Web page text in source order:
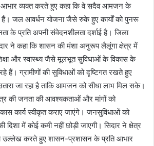
आभार व्यक्त करते हुए कहा कि वे सदैव आमजन के
जल आवर्धन योजना जैसे रुके हुए कार्यों को पुनरू
के प्रति अपनी संवेदनशीलता दर्शाई है। जिला
ने कहा कि शासन की मंशा अनुरूप लैलूंगा क्षेत्र में
और स्वास्थ्य जैसे मूलभूत सुविधाओं के विकास के
हैं। ग्रामीणों की सुविधाओं को दृष्टिगत रखते हुए
जा रहा है ताकि आमजन को सीधा लाभ मिल सके।
की जनता की आवश्यकताओं और मांगों को
कार्य स्वीकृत कराए जाएंगे। जनसुविधाओं को
में कोई कमी नहीं छोड़ी जाएगी। सिदार ने क्षेत्र
का उल्लेख करते हुए शासन-प्रशासन के प्रति आभार